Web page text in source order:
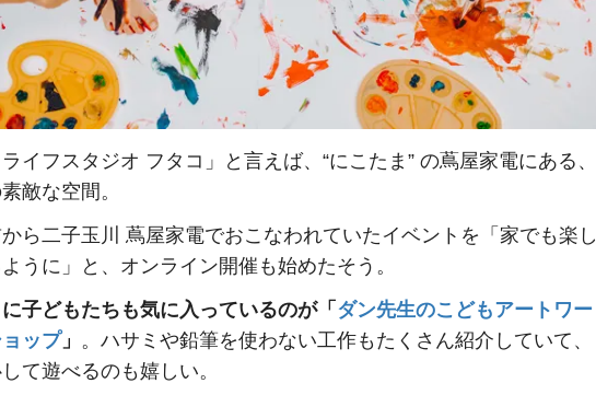
ライフスタジオ フタコ」と言えば、“にこたま” の蔦屋家電にある、
敵な空間。
から二子玉川 蔦屋家電でおこなわれていたイベントを「家でも楽し
うに」と、オンライン開催も始めたそう。
に子どもたちも気に入っているのが「 ダン先生のこどもアートワー
ップ」 。ハサミや鉛筆を使わない工作もたくさん紹介していて、
て遊べるのも嬉しい。